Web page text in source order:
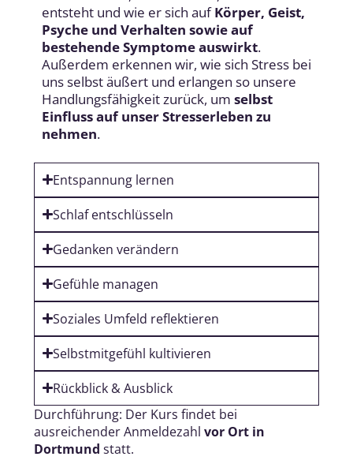
entsteht und wie er sich aufKörper, Geist,
Psyche und Verhalten sowie auf
bestehende Symptome auswirkt.
Außerdem erkennen wir, wie sich Stress bei
uns selbst äußert und erlangen so unsere
Handlungsfähigkeit zurück, um selbst
Einfluss auf unserStresserleben zu
nehmen.
Entspannung lernen
Schlaf entschlüsseln
Gedanken verändern
Gefühle managen
Soziales Umfeld reflektieren
Selbstmitgefühl kultivieren
Rückblick & Ausblick
Durchführung: Der Kurs findet bei
ausreichender Anmeldezahl vor Ort in
Dortmund statt.